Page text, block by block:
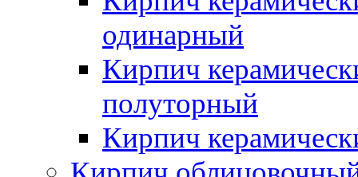
одинарный
Кирпич
полуторный
Кирпич